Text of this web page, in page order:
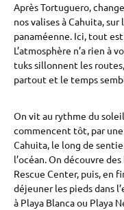
Après Tortuguero,
nos valises à Cahuita,
panaméenne. Ici, tout
L’atmosphère n’a rien à
tuks sillonnent les
partout et le temps
On vit au rythme du
commencent tôt, par
Cahuita, le long de
l’océan. On découvre
Rescue Center, puis, en
déjeuner les pieds dans
à Playa Blanca ou Playa